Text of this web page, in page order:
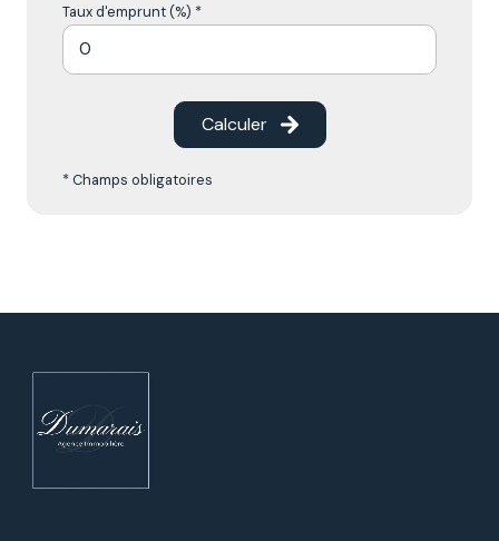
Taux d'emprunt (%) *
Calculer
* Champs obligatoires